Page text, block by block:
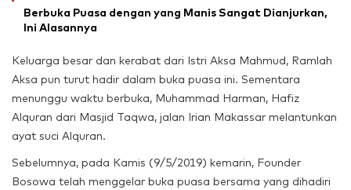
Berbuka Puasa dengan yang Manis Sangat Dianjurkan,
Ini Alasannya
Keluarga besar dan kerabat dari Istri Aksa Mahmud, Ramlah
Aksa pun turut hadir dalam buka puasa ini. Sementara
menunggu waktu berbuka, Muhammad Harman, Hafiz
Alquran dari Masjid Taqwa, jalan Irian Makassar melantunkan
ayat suci Alquran.
Sebelumnya, pada Kamis (9/5/2019) kemarin, Founder
Bosowa telah menggelar buka puasa bersama yang dihadiri